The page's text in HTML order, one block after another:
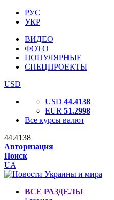
РУС
УКР
ВИДЕО
ФОТО
ПОПУЛЯРНЫЕ
СПЕЦПРОЕКТЫ
USD
USD 44.4138
EUR 51.2998
Все курсы валют
44.4138
Авторизация
Поиск
UA
ВСЕ РАЗДЕЛЫ